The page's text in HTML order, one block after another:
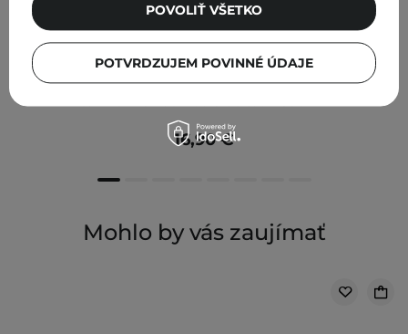
Fraijour - Heartleaf Blemish Toner - Upokojujúce
16,90 €
Mohlo by vás zaujímať
POTVRDZUJEM POVINNÉ ÚDAJE
POVOLIŤ VŠETKO